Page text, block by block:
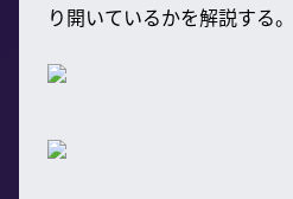
り開いているかを解説する。